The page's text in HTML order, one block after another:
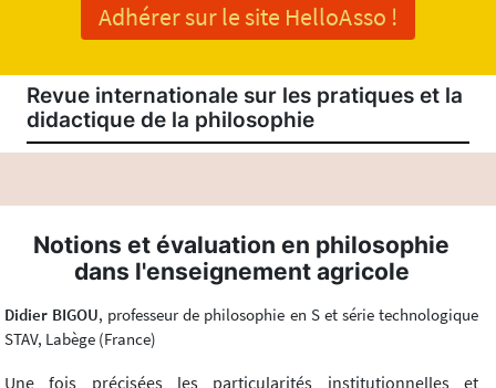
Adhérer sur le site HelloAsso !
Revue internationale sur les pratiques et la
didactique de la philosophie
Notions et évaluation en philosophie
dans l'enseignement agricole
Didier BIGOU, professeur de philosophie en S et série technologique
STAV, Labège (France)
Une fois précisées les particularités institutionnelles et